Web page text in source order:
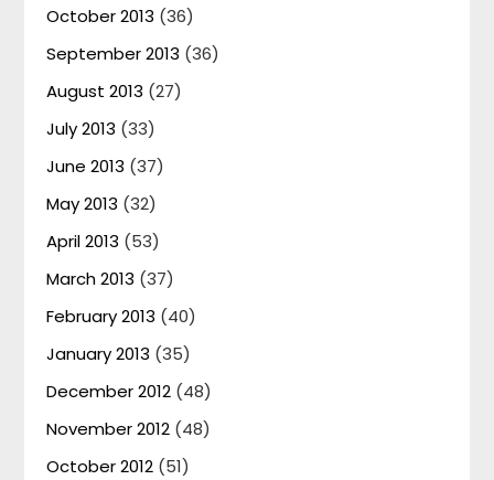
October 2013 (36)
September 2013 (36)
August 2013 (27)
July 2013 (33)
June 2013 (37)
May 2013 (32)
April 2013 (53)
March 2013 (37)
February 2013 (40)
January 2013 (35)
December 2012 (48)
November 2012 (48)
October 2012 (51)